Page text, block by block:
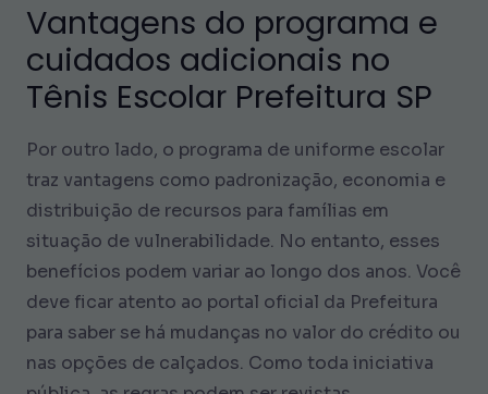
Vantagens do programa e
cuidados adicionais no
Tênis Escolar Prefeitura SP
Por outro lado, o programa de uniforme escolar
traz vantagens como padronização, economia e
distribuição de recursos para famílias em
situação de vulnerabilidade. No entanto, esses
benefícios podem variar ao longo dos anos. Você
deve ficar atento ao portal oficial da Prefeitura
para saber se há mudanças no valor do crédito ou
nas opções de calçados. Como toda iniciativa